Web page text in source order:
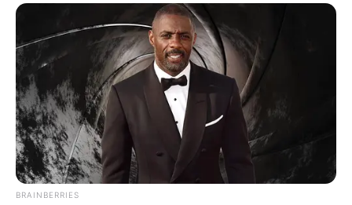
BRAINBERRIES